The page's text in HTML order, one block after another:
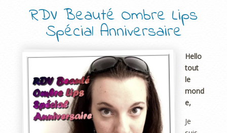
RDV Beauté Ombre Lips
Spécial Anniversaire
Hello
tout
le
mond
e,
Je